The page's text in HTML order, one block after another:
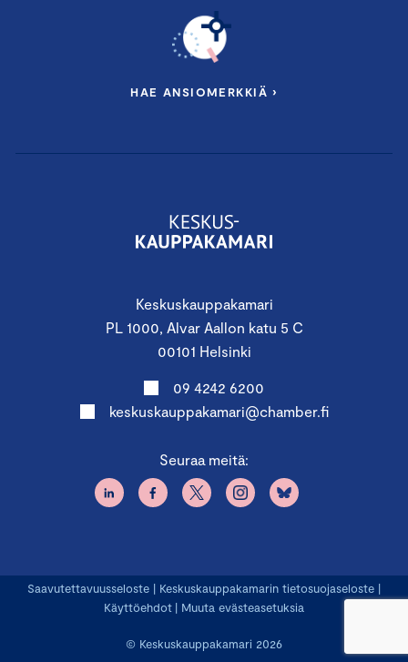
Keskuskauppakamari
PL 1000, Alvar Aallon katu 5 C
00101 Helsinki
09 4242 6200
keskuskauppakamari@chamber.fi
Seuraa meitä:
HAE ANSIOMERKKIÄ ›
© Keskuskauppakamari 2026
Saavutettavuusseloste | Keskuskauppakamarin tietosuojaseloste |
Käyttöehdot | Muuta evästeasetuksia